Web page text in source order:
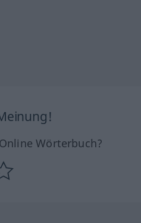
Wörterbuch?